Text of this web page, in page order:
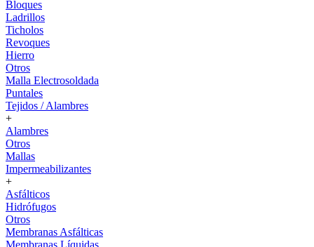
Bloques
Ladrillos
Ticholos
Revoques
Hierro
Otros
Malla Electrosoldada
Puntales
Tejidos / Alambres
+
Alambres
Otros
Mallas
Impermeabilizantes
+
Asfálticos
Hidrófugos
Otros
Membranas Asfálticas
Membranas Líquidas